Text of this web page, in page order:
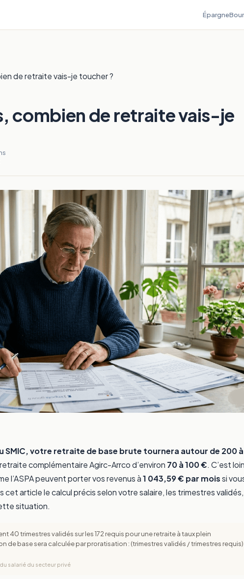
Épargne
de retraite vais-je toucher ?
combien de retraite vais-je
SMIC, votre retraite de base brute tournera autour de 200 à
complémentaire Agirc-Arrco d’environ 70 à 100 €. C’est loin
l’ASPA peuvent porter vos revenus à1 043,59 € par moissi
cet article le calcul précis selon votre salaire, les trimestres
situation.
40 trimestres validés sur les 172 requis pour une retraite à taux plein
de base sera calculée par proratisation : (trimestres validés / trimestres requis)
salarié du secteur privé